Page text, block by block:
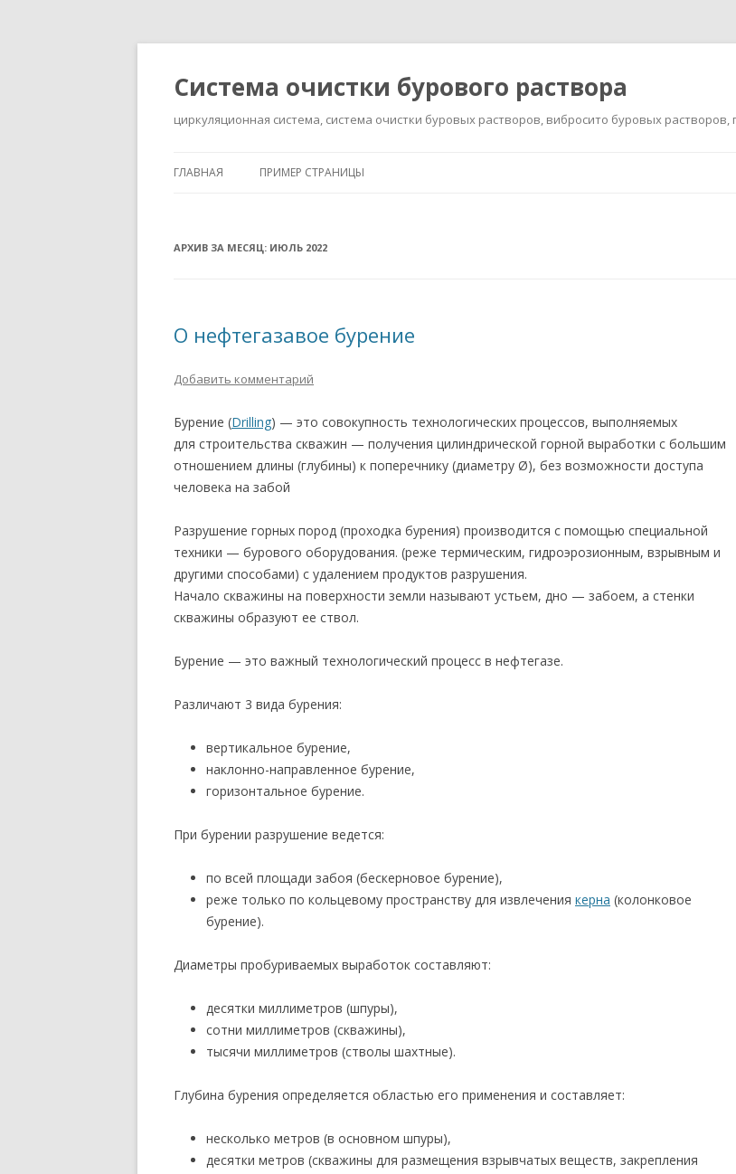
Система очистки бурового раствора
циркуляционная система, система очистки буровых растворов, вибросито буровых
ГЛАВНАЯ ПРИМЕР СТРАНИЦЫ
АРХИВ ЗА МЕСЯЦ: ИЮЛЬ 2022
О нефтегазавое бурение
Добавить комментарий
Бурение (Drilling) — это совокупность технологических процессов, выполняемых
для строительства скважин — получения цилиндрической горной выработки с большим
отношением длины (глубины) к поперечнику (диаметру Ø), без возможности доступа
человека на забой
Разрушение горных пород (проходка бурения) производится с помощью специальной
техники — бурового оборудования. (реже термическим, гидроэрозионным, взрывным и
другими способами) с удалением продуктов разрушения.
Начало скважины на поверхности земли называют устьем, дно — забоем, а стенки
скважины образуют ее ствол.
Бурение — это важный технологический процесс в нефтегазе.
Различают 3 вида бурения:
вертикальное бурение,
наклонно-направленное бурение,
горизонтальное бурение.
При бурении разрушение ведется:
по всей площади забоя (бескерновое бурение),
реже только по кольцевому пространству для извлечения керна (колонковое
бурение).
Диаметры пробуриваемых выработок составляют:
десятки миллиметров (шпуры),
сотни миллиметров (скважины),
тысячи миллиметров (стволы шахтные).
Глубина бурения определяется областью его применения и составляет:
несколько метров (в основном шпуры),
десятки метров (скважины для размещения взрывчатых веществ, закрепления